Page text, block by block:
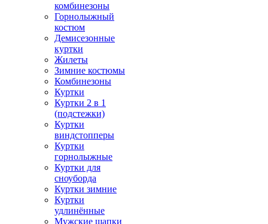
комбинезоны
Горнолыжный
костюм
Демисезонные
куртки
Жилеты
Зимние костюмы
Комбинезоны
Куртки
Куртки 2 в 1
(подстежки)
Куртки
виндстопперы
Куртки
горнолыжные
Куртки для
сноуборда
Куртки зимние
Куртки
удлинённые
Мужские шапки